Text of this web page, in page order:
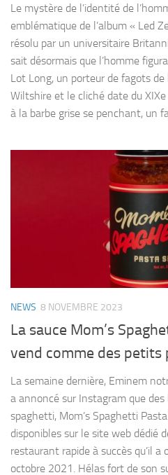
Le mystère de l’identité de
emblématique de l’album « Led
résolu par un universitaire
sait désormais que l’homme
Lot Long, un porteur de fagots de
Wiltshire et le cliché date du XIXe
à la barbe grise se penchant, un
NEWS 8 NOVEMBRE 2023
La sauce Mom’s
vend comme des petits
La semaine dernière, Eminem
a annoncé sur Instagram que des
spaghetti, Mom’s Spaghetti
disponibles sur le site web dédié
restaurant rapide à succès qu’il
octobre 2021. Hélas fort de son